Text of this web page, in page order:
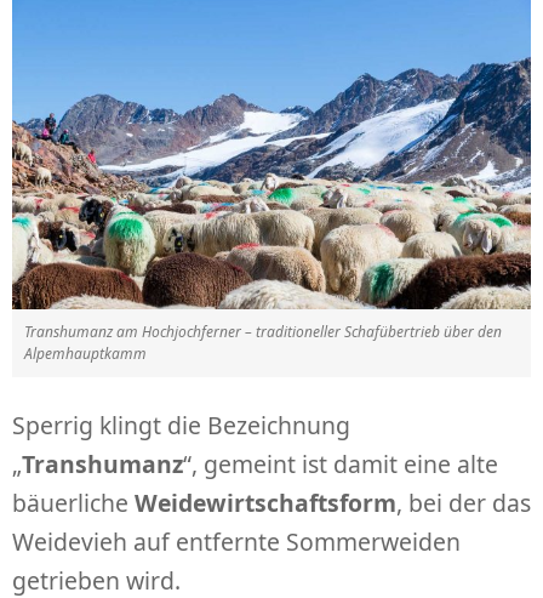
Transhumanz am Hochjochferner – traditioneller Schafübertrieb über den
Alpemhauptkamm
Sperrig klingt die Bezeichnung
„Transhumanz“, gemeint ist damit eine alte
bäuerliche Weidewirtschaftsform, bei der das
Weidevieh auf entfernte Sommerweiden
getrieben wird.